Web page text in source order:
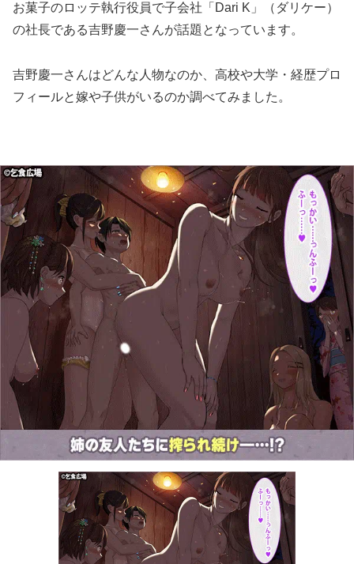
お菓子のロッテ執行役員で子会社「Dari K」（ダリケー）
の社長である吉野慶一さんが話題となっています。
吉野慶一さんはどんな人物なのか、高校や大学・経歴プロ
フィールと嫁や子供がいるのか調べてみました。